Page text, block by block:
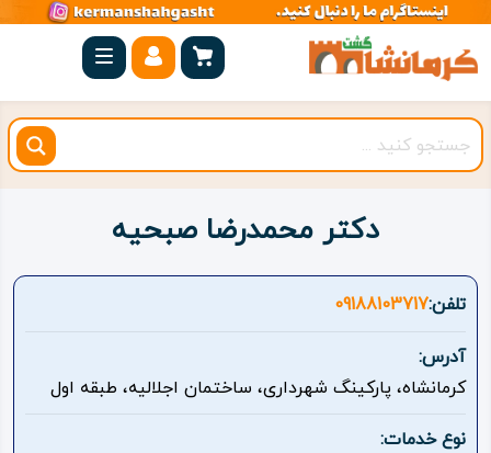
صفحه
اصلی
کرمانشاه
شهرستان
بیستون
روستاهای
هدف
اقامتگاه
دکتر محمدرضا صبحیه
تلفن:09188103717
آدرس:
کرمانشاه، پارکینگ شهرداری، ساختمان اجلالیه، طبقه اول
نوع خدمات: